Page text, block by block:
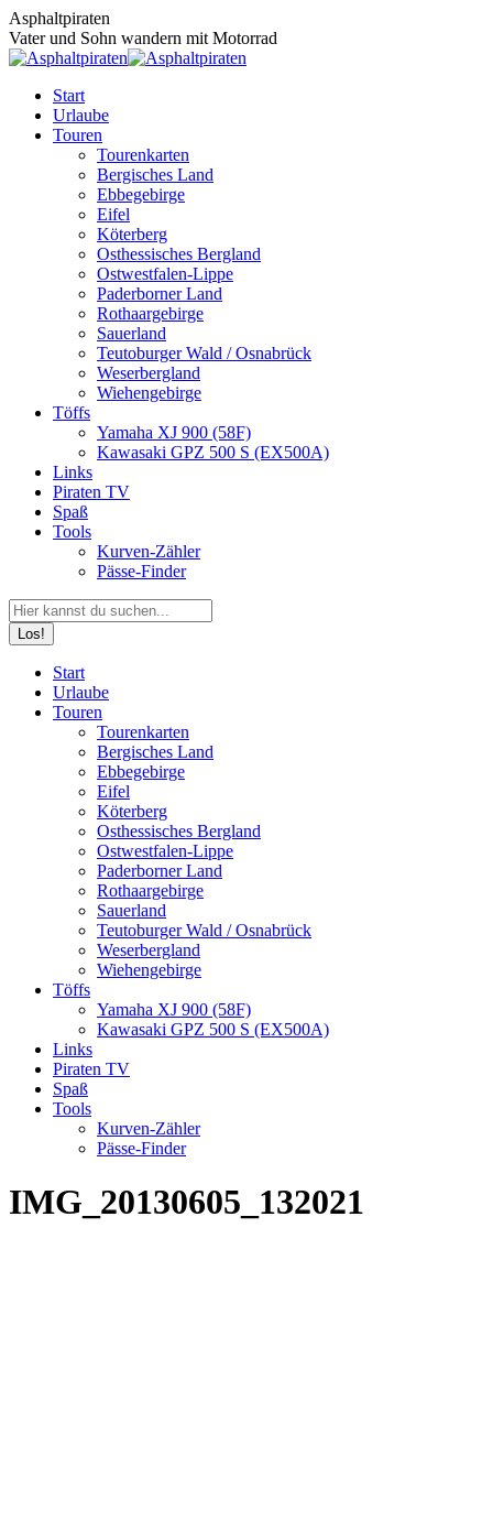
Zum
Inhalt
springen
Asphaltpiraten
Vater und Sohn wandern mit Motorrad
Start
Urlaube
Touren
Tourenkarten
Bergisches Land
Ebbegebirge
Eifel
Köterberg
Osthessisches Bergland
Ostwestfalen-Lippe
Paderborner Land
Rothaargebirge
Sauerland
Teutoburger Wald / Osnabrück
Weserbergland
Wiehengebirge
Töffs
Yamaha XJ 900 (58F)
Kawasaki GPZ 500 S (EX500A)
Links
Piraten TV
Spaß
Tools
Kurven-Zähler
Pässe-Finder
Search:
page
opens
page
opens
page
opens
Start
Urlaube
Touren
Tourenkarten
Bergisches Land
Ebbegebirge
Eifel
Köterberg
Osthessisches Bergland
Ostwestfalen-Lippe
Paderborner Land
Rothaargebirge
Sauerland
Teutoburger Wald / Osnabrück
Weserbergland
Wiehengebirge
Töffs
Yamaha XJ 900 (58F)
Kawasaki GPZ 500 S (EX500A)
Links
Piraten TV
Spaß
Tools
Kurven-Zähler
Pässe-Finder
IMG_20130605_132021